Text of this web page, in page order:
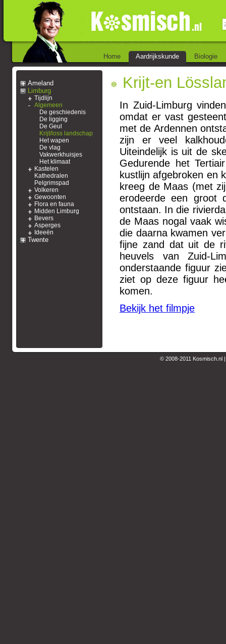
Home Aardrijkskunde Biologie
Ameland
Limburg
Tijdlijn
Algemeen
De geschiedenis
De ligging
De Geul
Krijt/loss landschap
Het wapen
De vlag
Vakwerkhuisjes
Het klimaat
Kastelen
Kathedralen
Pelgrimspad
Volkeren
Gewoonten
Flora en fauna
Midden Limburg
Bevers
Asperges
Ideeën
Twente
Krijt-en
In Zuid-Limburg
omdat er vast
met de Ardennen
zijn er veel
Uiteindelijk is uit de
Gedurende het
kustlijn afgebroken en
kreeg de Maas (met
erodeerde een groot
ontstaan. In die
de Maas nogal vaak
die daarna kwamen
fijne zand dat uit de
heuvels van Zuid-
onderstaande figuur
ziet op deze figuur
komen.
Bekijk het filmpje
© 2008-2011 Kosmisch.nl